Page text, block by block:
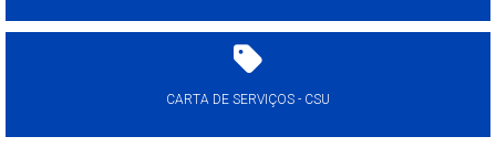
CARTA DE SERVIÇOS - CSU